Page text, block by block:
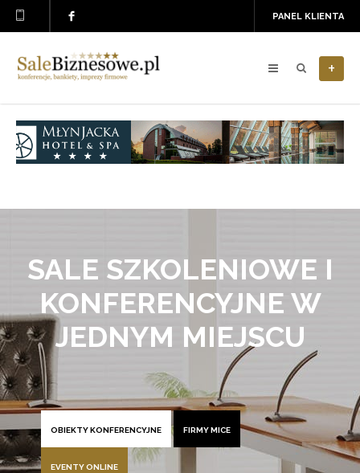
PANEL KLIENTA
+
SALE SZKOLENIOWE I
KONFERENCYJNE W
JEDNYM MIEJSCU
OBIEKTY KONFERENCYJNE FIRMY MICE
EVENTY ONLINE